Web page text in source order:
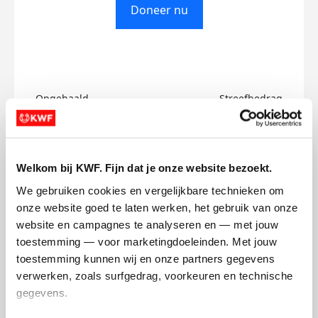
Welkom bij KWF. Fijn dat je onze website bezoekt.
We gebruiken cookies en vergelijkbare technieken om
onze website goed te laten werken, het gebruik van onze
website en campagnes te analyseren en — met jouw
toestemming — voor marketingdoeleinden. Met jouw
toestemming kunnen wij en onze partners gegevens
verwerken, zoals surfgedrag, voorkeuren en technische
gegevens.
Doneer nu
Opgehaald
€0
Streefbedrag
€750
Janne-'s badges